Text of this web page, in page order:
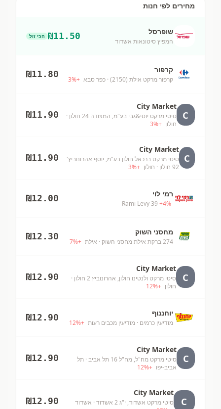
מחירים לפי חנות
שופרסל
המפיץ סיטונאות אשדוד
₪11.50 הכי זול
קרפור
קרפור מרקט אילת (2150) · כפר סבא +
3%
₪11.80
C
City Market
סיטי מרקט יוסי&גבי בע"מ, המצודה 24 חולון
·
חולון +
3%
₪11.90
C
City Market
סיטי מרקט ברכאל חולון בע"מ, יוסף אהרונוביץ'
92 חולון
· חולון +
3%
₪11.90
רמי לוי
Rami Levy 39 +4%
₪12.00
מחסני השוק
274 ברקת אילת מחסני השוק · אילת +
7%
₪12.30
C
City Market
סיטי מרקט ולנטינו חולון, אהרונוביץ 2 חולון
·
חולון +
12%
₪12.90
יוחננוף
מודיעין כרמים · מודיעין מכבים רעות +
12%
₪12.90
C
City Market
סיטי מרקט מח"ל, מח"ל 16 תל אביב
· תל
אביב-יפו +
12%
₪12.90
C
City Market
סיטי מרקט אשדוד, י"ג 2 אשדוד
· אשדוד
₪12.90